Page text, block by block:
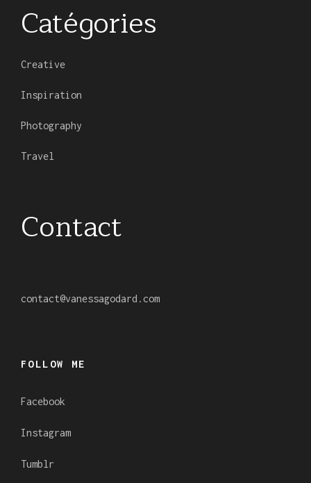
Catégories
Creative
Inspiration
Photography
Travel
Contact
contact@vanessagodard.com
FOLLOW ME
Facebook
Instagram
Tumblr